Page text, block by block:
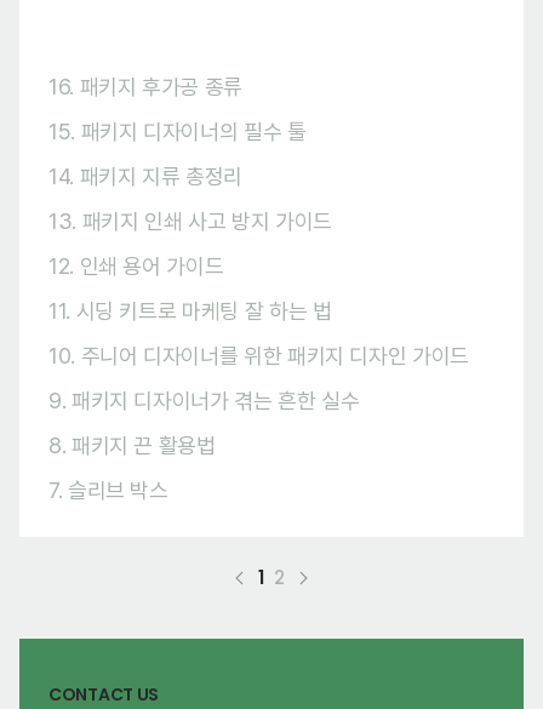
16. 패키지 후가공 종류
15. 패키지 디자이너의 필수 툴
14. 패키지 지류 총정리
13. 패키지 인쇄 사고 방지 가이드
12. 인쇄 용어 가이드
11. 시딩 키트로 마케팅 잘 하는 법
10. 주니어 디자이너를 위한 패키지 디자인 가이드
9. 패키지 디자이너가 겪는 흔한 실수
8. 패키지 끈 활용법
7. 슬리브 박스
1 2
CONTACT US